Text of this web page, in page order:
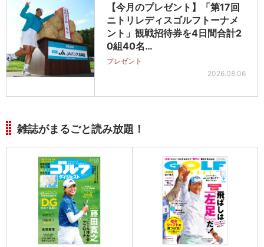
【今月のプレゼント】「第17回
ニトリレディスゴルフトーナメ
ント」観戦招待券を4日間合計2
0組40名…
プレゼント
2026.08.06
雑誌がまるごと読み放題！